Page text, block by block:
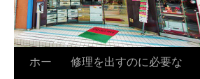
ホー
修理を出すのに必要な